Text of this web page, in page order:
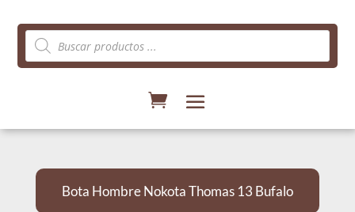
Búsqueda
de
productos
Bota Hombre Nokota Thomas 13 Bufalo